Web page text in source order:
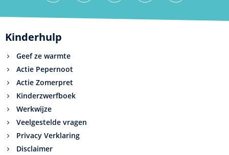
Kinderhulp
Geef ze warmte
Actie Pepernoot
Actie Zomerpret
Kinderzwerfboek
Werkwijze
Veelgestelde vragen
Privacy Verklaring
Disclaimer